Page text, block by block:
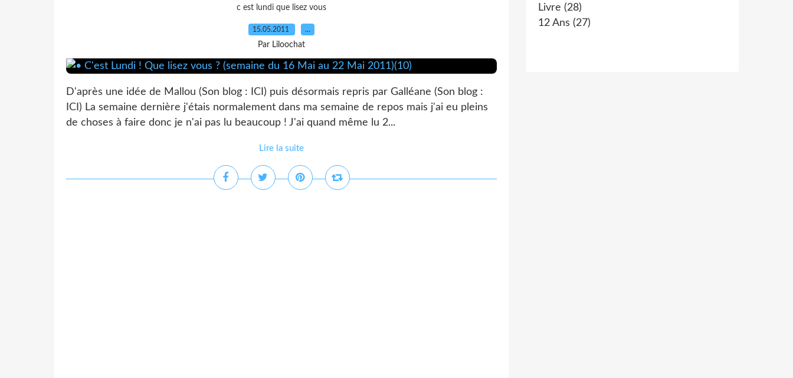
c est lundi que lisez vous
15.05.2011 …
Par Liloochat
D'après une idée de Mallou (Son blog : ICI) puis désormais repris par Galléane (Son blog :
ICI) La semaine dernière j'étais normalement dans ma semaine de repos mais j'ai eu pleins
de choses à faire donc je n'ai pas lu beaucoup ! J'ai quand même lu 2...
Lire la suite
Livre (28)
12 Ans (27)